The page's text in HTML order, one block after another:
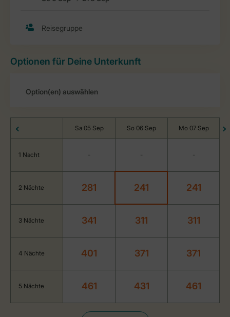
Optionen für Deine Unterkunft
Sa 05 Sep So 06 Sep Mo 07 Sep
1 Nacht - - -
2 Nächte 281 241 241
3 Nächte 341 311 311
4 Nächte 401 371 371
5 Nächte 461 431 461